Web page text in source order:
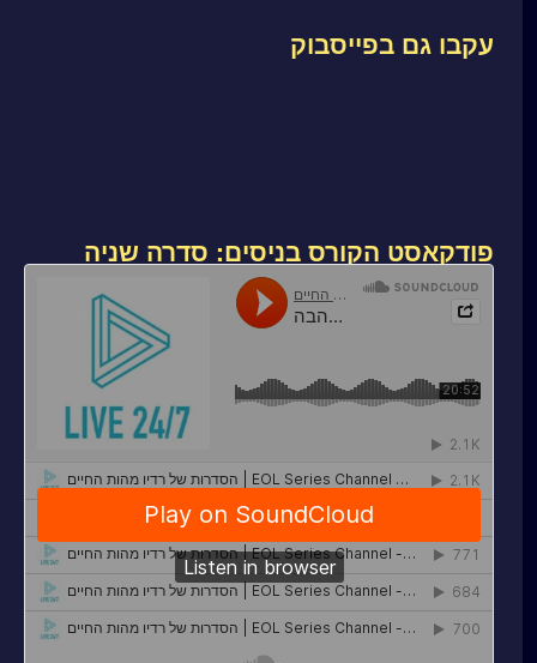
עקבו גם בפייסבוק
פודקאסט הקורס בניסים: סדרה שניה